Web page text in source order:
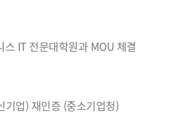
스 IT 전문대학원과 MOU 체결
업) 재인증 (중소기업청)